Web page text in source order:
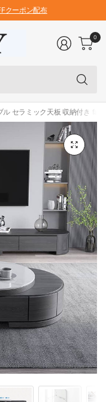
クーポン配布
索
0
セラミック天板 収納付き